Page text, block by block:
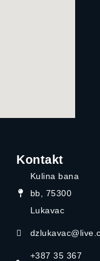
Kontakt
Kulina bana
bb, 75300
Lukavac
+387 35 367